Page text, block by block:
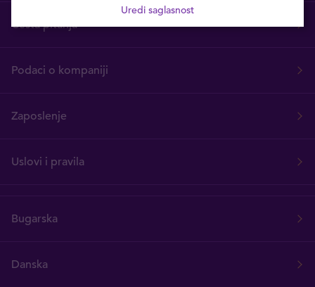
Česta pitanja
Podaci o kompaniji
Zaposlenje
Uslovi i pravila
Bugarska
Danska
Uredi saglasnost